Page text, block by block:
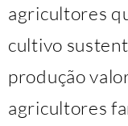
agricultores
cultivo
produção
agricultores